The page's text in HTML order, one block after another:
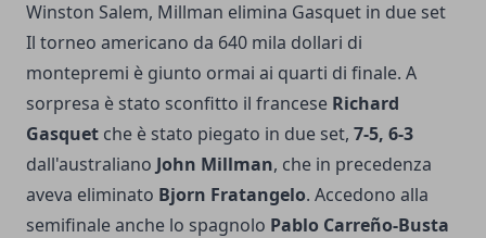
Winston Salem, Millman elimina Gasquet in due set
Il torneo americano da 640 mila dollari di
montepremi è giunto ormai ai quarti di finale. A
sorpresa è stato sconfitto il francese Richard
Gasquet che è stato piegato in due set, 7-5, 6-3
dall'australiano John Millman, che in precedenza
aveva eliminato Bjorn Fratangelo. Accedono alla
semifinale anche lo spagnolo Pablo Carreño-Busta